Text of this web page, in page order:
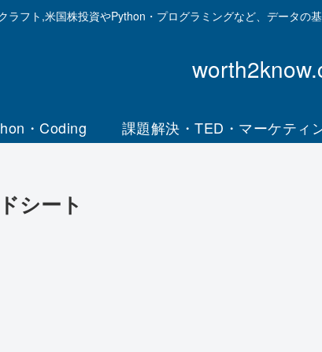
ラフト,米国株投資やPython・プログラミングなど、データの
・Coding 課題解決・TED・マーケティ
シート